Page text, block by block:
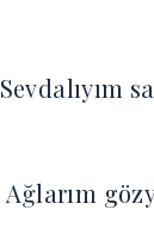
Sevdalıyım
Ağlarım